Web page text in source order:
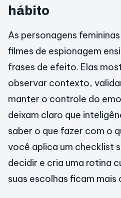
hábito
As personagens
filmes de espionagem
frases de efeito. Elas
observar contexto,
manter o controle do
deixam claro que
saber o que fazer com o
você aplica um checklist
decidir e cria uma rotina
suas escolhas ficam mais